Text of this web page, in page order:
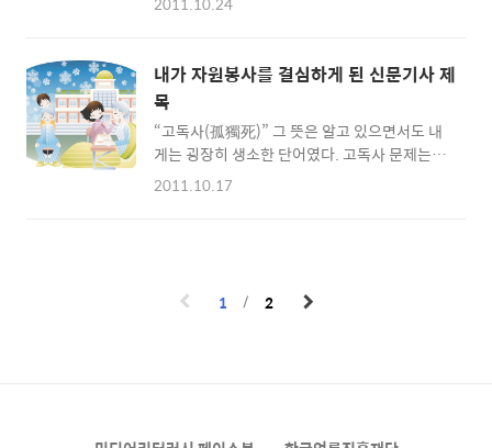
고. 어려운 말 밑에 설명도 친절하게 해놨드라.
애미랑 애비는 컴퓨타 없이도 이래 니가 어떻..
참히 그어 내려지는 것을 보며 경이로움을 느꼈
다는 그는 ‘어째서 영어 교사들은 이런 것을 가
르쳐주지 않았을까?’하는 의구심마저 가졌다고
한다. 스티븐 킹이 신문을 통해 경이로운 글쓰기
를 경험했다면, 나는 매일 아침 세상과의 경이로
운 만남을 경험했다. 아무리 글로벌 교육을 표방
지루한 흐름에 숨을 ..
내가 자원봉사를 결심하게 된 신문기사 제
목
“고독사(孤獨死)” 그 뜻은 알고 있으면서도 내
게는 굉장히 생소한 단어였다. 고독사 문제는 신
문이나 방송 매체에서 가끔씩 잊을 만하면 등장
쯤이었다. 여느 때처럼 아침 식사를 하면서 신문
을 넘기는데 노인 고독사 문제에 대한 특집 기사
2011.10.17
1 2